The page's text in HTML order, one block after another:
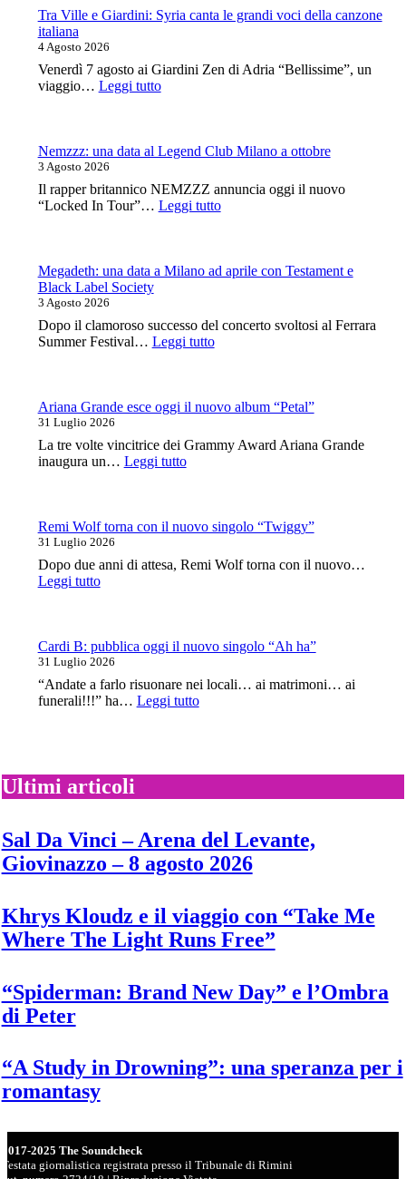
Tra Ville e Giardini: Syria canta le grandi voci della canzone
italiana
4 Agosto 2026
Venerdì 7 agosto ai Giardini Zen di Adria “Bellissime”, un
viaggio… Leggi tutto:
Giardini:
canta
le
grandi
canzone
italiana
Nemzzz: una data al Legend Club Milano a ottobre
3 Agosto 2026
Il rapper britannico NEMZZZ annuncia oggi il nuovo
“Locked In Tour”… Leggi tutto:
al
a
Megadeth: una data a Milano ad aprile con Testament e
Black Label Society
3 Agosto 2026
Dopo il clamoroso successo del concerto svoltosi al Ferrara
Summer Festival… Leggi tutto:
a
aprile
Black
Label
Ariana Grande esce oggi il nuovo album “Petal”
31 Luglio 2026
La tre volte vincitrice dei Grammy Award Ariana Grande
inaugura un… Leggi tutto:
oggi
nuovo
album
Remi Wolf torna con il nuovo singolo “Twiggy”
31 Luglio 2026
Dopo due anni di attesa, Remi Wolf torna con il nuovo…
Leggi tutto:
con
il
nuovo
singolo
“Twiggy”
Cardi B: pubblica oggi il nuovo singolo “Ah ha”
31 Luglio 2026
“Andate a farlo risuonare nei locali… ai matrimoni… ai
funerali!!!” ha… Leggi tutto:
nuovo
“Ah
ha”
Ultimi articoli
Sal Da Vinci – Arena del Levante,
Giovinazzo – 8 agosto 2026
Khrys Kloudz e il viaggio con “Take Me
Where The Light Runs Free”
“Spiderman: Brand New Day” e l’Ombra
di Peter
“A Study in Drowning”: una speranza per i
romantasy
2017-2025 The Soundcheck
Testata giornalistica registrata presso il Tribunale di Rimini